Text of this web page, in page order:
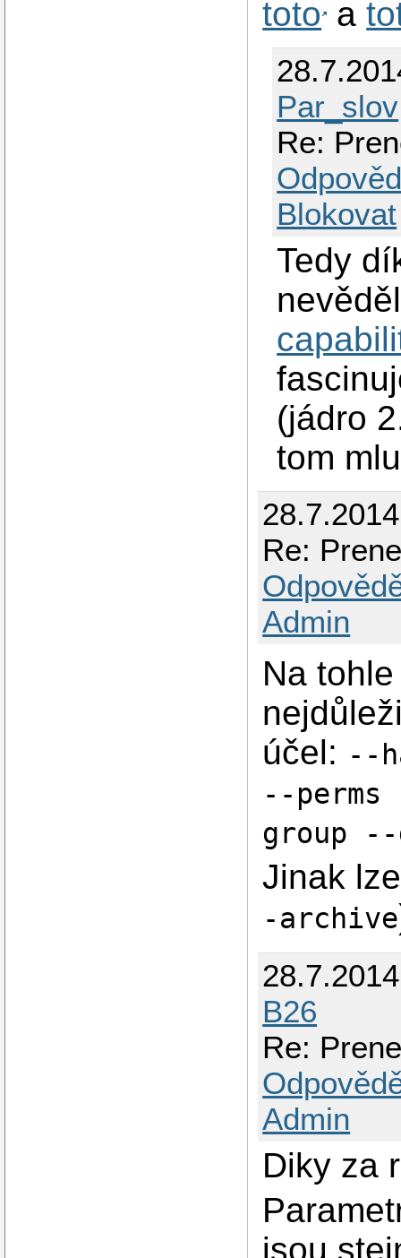
toto a
Par_slov
Re:
Blokovat
Tedy
(jádro
tom
Re:
Admin
Na
účel: --
--
group
Jinak
-archive
B26
Re:
Admin
Diky za
jsou